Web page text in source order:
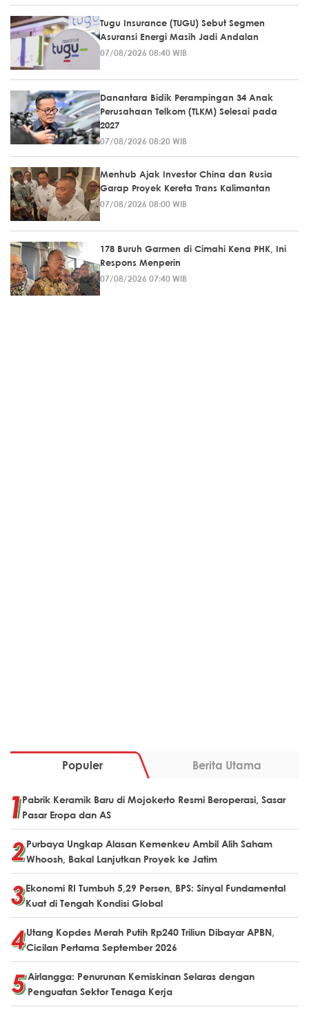
Tugu Insurance (TUGU) Sebut Segmen
Asuransi Energi Masih Jadi Andalan
07/08/2026 08:40 WIB
Danantara Bidik Perampingan 34 Anak
Perusahaan Telkom (TLKM) Selesai pada
2027
07/08/2026 08:20 WIB
Menhub Ajak Investor China dan Rusia
Garap Proyek Kereta Trans Kalimantan
07/08/2026 08:00 WIB
178 Buruh Garmen di Cimahi Kena PHK, Ini
Respons Menperin
07/08/2026 07:40 WIB
Populer Berita Utama
Pabrik Keramik Baru di Mojokerto Resmi Beroperasi, Sasar
Pasar Eropa dan AS
Purbaya Ungkap Alasan Kemenkeu Ambil Alih Saham
Whoosh, Bakal Lanjutkan Proyek ke Jatim
Ekonomi RI Tumbuh 5,29 Persen, BPS: Sinyal Fundamental
Kuat di Tengah Kondisi Global
Utang Kopdes Merah Putih Rp240 Triliun Dibayar APBN,
Cicilan Pertama September 2026
Airlangga: Penurunan Kemiskinan Selaras dengan
Penguatan Sektor Tenaga Kerja